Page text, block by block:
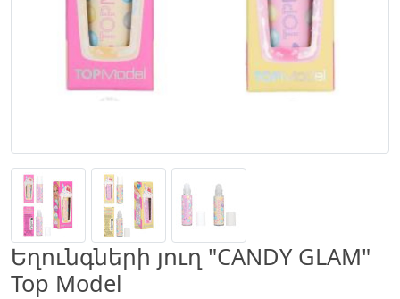
Եղունգների յուղ "CANDY GLAM"
Top Model